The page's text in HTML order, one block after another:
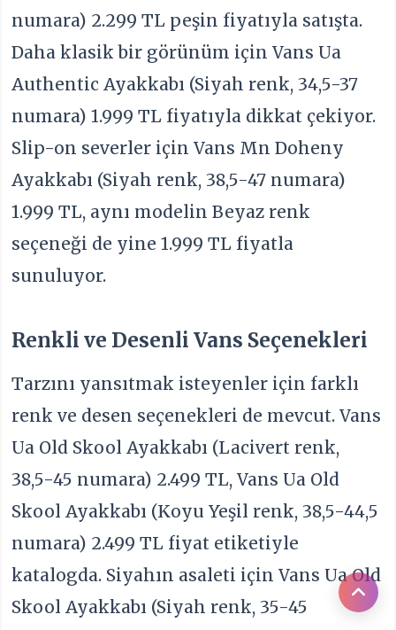
numara) 2.299 TL peşin fiyatıyla satışta.
Daha klasik bir görünüm için Vans Ua
Authentic Ayakkabı (Siyah renk, 34,5-37
numara) 1.999 TL fiyatıyla dikkat çekiyor.
Slip-on severler için Vans Mn Doheny
Ayakkabı (Siyah renk, 38,5-47 numara)
1.999 TL, aynı modelin Beyaz renk
seçeneği de yine 1.999 TL fiyatla
sunuluyor.
Renkli ve Desenli Vans Seçenekleri
Tarzını yansıtmak isteyenler için farklı
renk ve desen seçenekleri de mevcut. Vans
Ua Old Skool Ayakkabı (Lacivert renk,
38,5-45 numara) 2.499 TL, Vans Ua Old
Skool Ayakkabı (Koyu Yeşil renk, 38,5-44,5
numara) 2.499 TL fiyat etiketiyle
katalogda. Siyahın asaleti için Vans Ua Old
Skool Ayakkabı (Siyah renk, 35-45